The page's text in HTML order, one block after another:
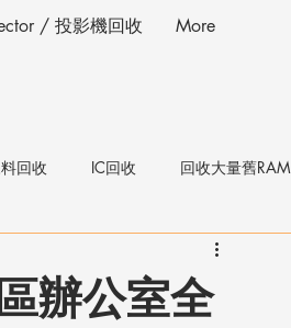
/ 投影機回收 More
回收 IC回收 回收大量舊RAM
辦公室全